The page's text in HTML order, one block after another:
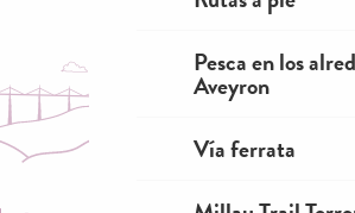
Pesca en los
Aveyron
Vía ferrata